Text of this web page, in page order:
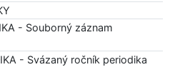
- Souborný záznam
- Svázaný ročník periodika